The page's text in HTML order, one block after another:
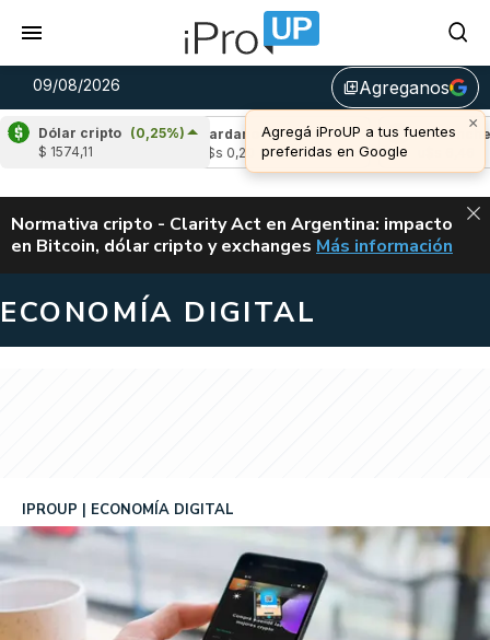
09/08/2026 library_addAgreganos
×
Agregá iProUP a tus fuentes
preferidas en Google
Dólar cripto (0,25%)
$ 1574,11
(0,22%)
Cardano (-1,54%)
u$s 0,20
Avalanche
(-
u$s 6,46
ALERTA
Normativa cripto - Clarity Act en Argentina: impacto
en Bitcoin, dólar cripto y exchanges CLARITY ACT EN
Más información
ECONOMÍA DIGITAL
IPROUP ECONOMÍA DIGITAL